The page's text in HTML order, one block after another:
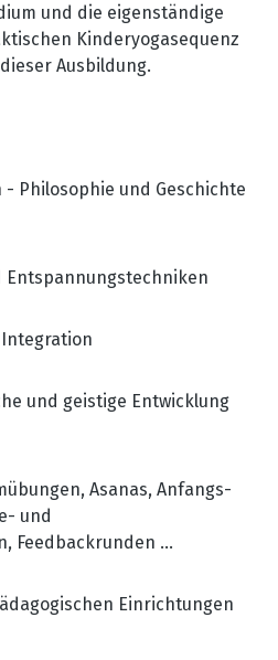
und die eigenständige
Kinderyogasequenz
Ausbildung.
- Philosophie und Geschichte
Entspannungstechniken
und geistige Entwicklung
Asanas, Anfangs-
und
Feedbackrunden …
Einrichtungen